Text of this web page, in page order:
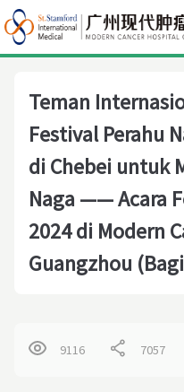
Teman
Festival Perahu
di Chebei untuk
Naga —— Acara
2024 di Modern
Guangzhou
9116 7057